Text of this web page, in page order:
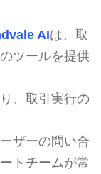
AIは、取
ツールを提供
、取引実行の
ザーの問い合
トチームが常